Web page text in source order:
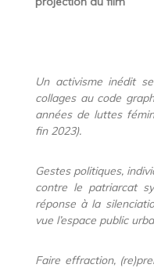
Un activisme inédit
collages au code
années de luttes
fin 2023).
Gestes politiques,
contre le patriarcat
réponse à la
vue l’espace public
Faire effraction,